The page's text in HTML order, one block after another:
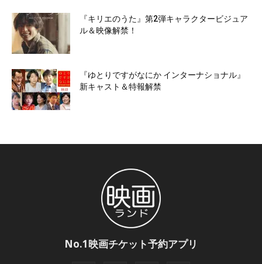
『キリエのうた』第2弾キャラクタービジュア
ル＆映像解禁！
『ゆとりですがなにか インターナショナル』
新キャスト＆特報解禁
No.1映画チケット予約アプリ